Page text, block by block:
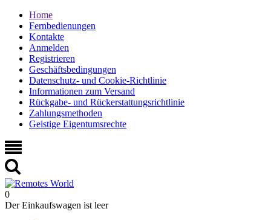
Home
Fernbedienungen
Kontakte
Anmelden
Registrieren
Geschäftsbedingungen
Datenschutz- und Cookie-Richtlinie
Informationen zum Versand
Rückgabe- und Rückerstattungsrichtlinie
Zahlungsmethoden
Geistige Eigentumsrechte
0
Der Einkaufswagen ist leer